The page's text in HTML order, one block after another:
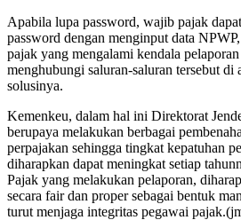
Apabila lupa password, wajib pajak
password dengan menginput data
pajak yang mengalami kendala
menghubungi saluran-saluran tersebut di
solusinya.
Kemenkeu, dalam hal ini Direktorat
berupaya melakukan berbagai
perpajakan sehingga tingkat kepatuhan
diharapkan dapat meningkat setiap
Pajak yang melakukan pelaporan,
secara fair dan proper sebagai bentuk
turut menjaga integritas pegawai